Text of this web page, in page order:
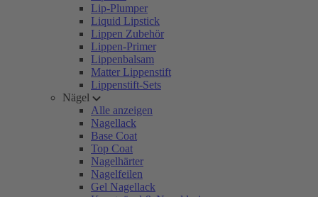
Lip-Plumper
Liquid Lipstick
Lippen Zubehör
Lippen-Primer
Lippenbalsam
Matter Lippenstift
Lippenstift-Sets
Nägel
Alle anzeigen
Nagellack
Base Coat
Top Coat
Nagelhärter
Nagelfeilen
Gel Nagellack